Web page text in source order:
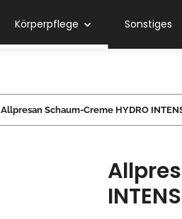
Körperpflege Sonstiges
Allpresan Schaum-Creme HYDRO